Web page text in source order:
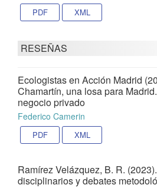
PDF XML
RESEÑAS
Ecologistas en Acción Madrid
Chamartín, una losa para
negocio privado
Federico Camerin
PDF XML
Ramírez Velázquez, B. R.
disciplinarios y debates